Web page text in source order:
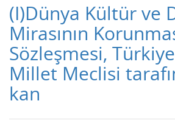
(I)Dünya Kültür ve
Mirasının
Sözleşmesi,
Millet Meclisi
kan